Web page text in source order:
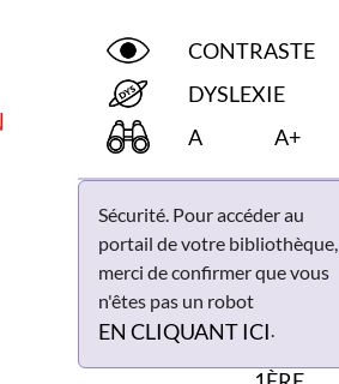
CONTRASTE
DYSLEXIE
A
A+
Sécurité. Pour accéder au
portail de votre bibliothèque,
merci de confirmer que vous
n'êtes pas un robot
EN CLIQUANT ICI.